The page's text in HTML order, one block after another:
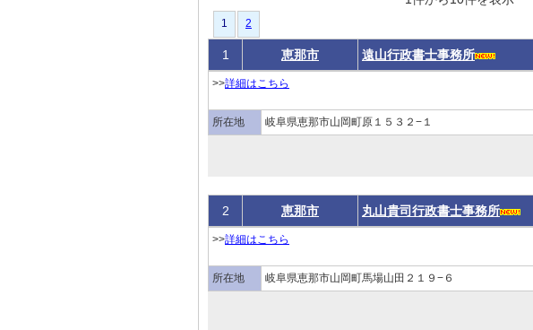
1 2
1 恵那市 遠山行政書士事務所
>>詳細はこちら
所在地 岐阜県恵那市山岡町原１５３２−１
2 恵那市 丸山貴司行政書士事務所
>>詳細はこちら
所在地 岐阜県恵那市山岡町馬場山田２１９−６